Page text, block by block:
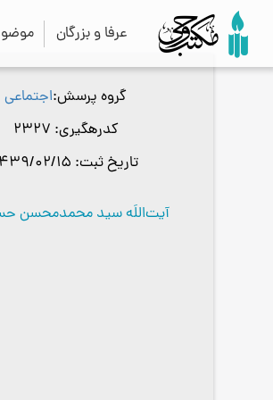
عرفا و بزرگان
گروه پرسش اجتماعی
کدرهگیری
تاریخ ثبت
آیت‌اللَه سید محمدمحسن